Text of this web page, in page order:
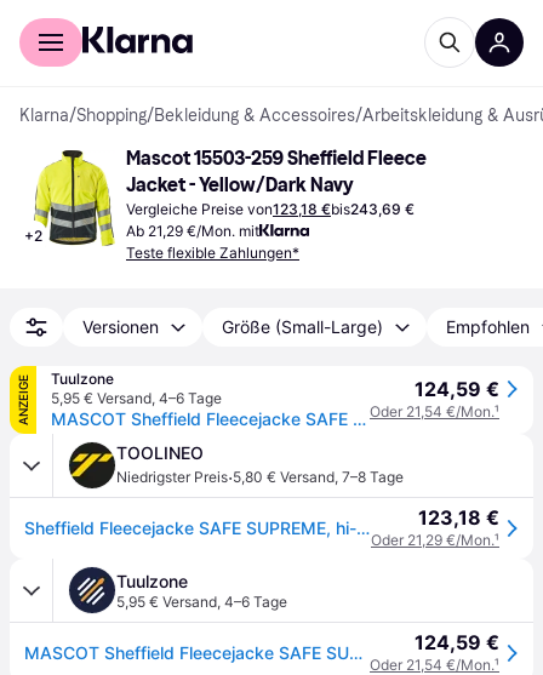
Für Shopper
Klarna/Shopping/Bekleidung & Accessoires/Arbeitskleidung &
+2
Mascot 15503-259 Sheffield Fleece
Jacket - Yellow/Dark Navy
Vergleiche Preise von123,18 €bis243,69 €
Ab 21,29 €/Mon. mit
Teste flexible Zahlungen*
Versionen Größe (Small-Large) Empfohlen
ANZEIGE
Tuulzone
5,95 € Versand, 4–6 Tage
MASCOT Sheffield Fleecejacke SAFE SUPREME Hi-vis Gelb / Schwarz XL - 15503-259-1709-XL
124,59 €
Oder 21,54 €/Mon.¹
TOOLINEO
Niedrigster Preis·5,80 € Versand, 7–8 Tage
Sheffield Fleecejacke SAFE SUPREME, hi-vis Gelb/Schwarzblau, Größe L 123,18 €
Oder 21,29 €/Mon.¹
Tuulzone
5,95 € Versand, 4–6 Tage
MASCOT Sheffield Fleecejacke SAFE SUPREME Hi-vis Gelb / Dunkelanthrazit S - 15503-259-1718-S 124,59 €
Oder 21,54 €/Mon.¹